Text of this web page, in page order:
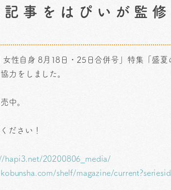
事をはぴいが監修
性自身 8月18日・25日合併号」特集「盛夏
力をしました。
中。
ださい！
hapi3.net/20200806_media/
shelf/magazine/